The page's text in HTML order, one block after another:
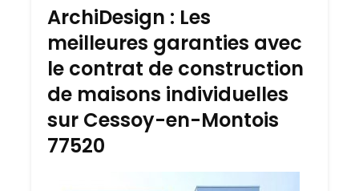
ArchiDesign : Les
meilleures garanties avec
le contrat de construction
de maisons individuelles
sur Cessoy-en-Montois
77520